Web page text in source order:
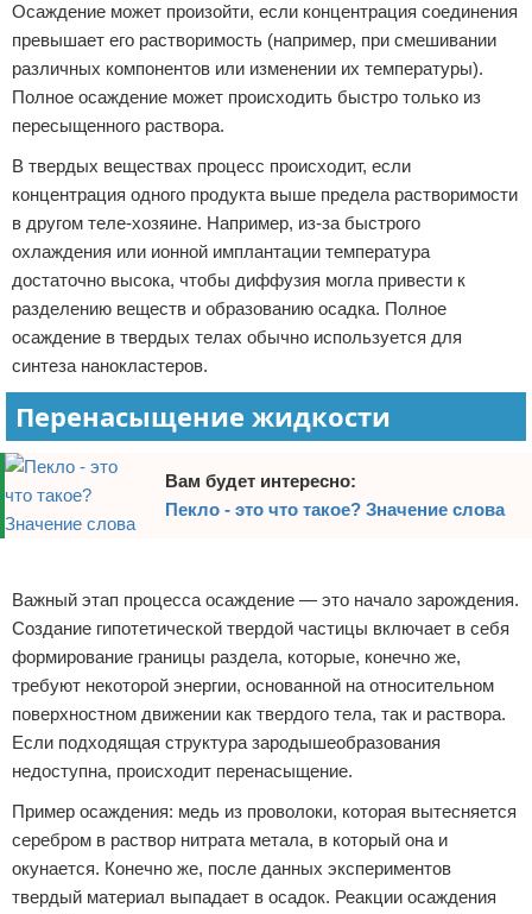
Осаждение может произойти, если концентрация соединения
превышает его растворимость (например, при смешивании
различных компонентов или изменении их температуры).
Полное осаждение может происходить быстро только из
пересыщенного раствора.
В твердых веществах процесс происходит, если
концентрация одного продукта выше предела растворимости
в другом теле-хозяине. Например, из-за быстрого
охлаждения или ионной имплантации температура
достаточно высока, чтобы диффузия могла привести к
разделению веществ и образованию осадка. Полное
осаждение в твердых телах обычно используется для
синтеза нанокластеров.
Перенасыщение жидкости
Вам будет интересно:
Пекло - это что такое? Значение слова
Важный этап процесса осаждение — это начало зарождения.
Создание гипотетической твердой частицы включает в себя
формирование границы раздела, которые, конечно же,
требуют некоторой энергии, основанной на относительном
поверхностном движении как твердого тела, так и раствора.
Если подходящая структура зародышеобразования
недоступна, происходит перенасыщение.
Пример осаждения: медь из проволоки, которая вытесняется
серебром в раствор нитрата метала, в который она и
окунается. Конечно же, после данных экспериментов
твердый материал выпадает в осадок. Реакции осаждения